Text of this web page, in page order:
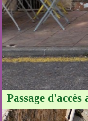
Passage